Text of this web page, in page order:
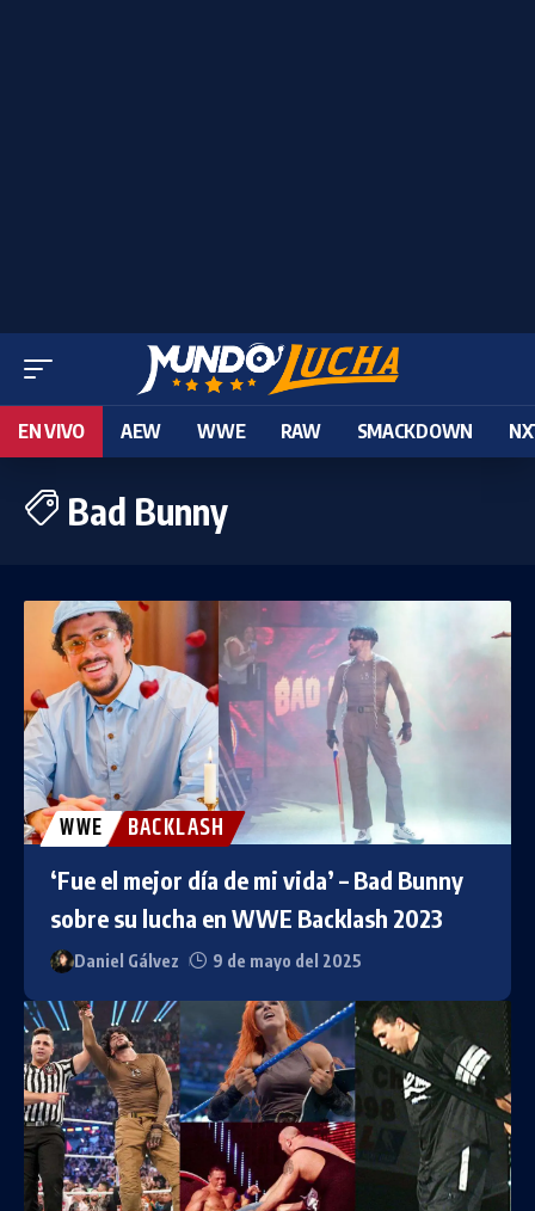
EN VIVO AEW WWE RAW SMACKDOWN
Bad Bunny
WWE BACKLASH
‘Fue el mejor día de mi vida’ – Bad Bunny
sobre su lucha en WWE Backlash 2023
Daniel Gálvez 9 de mayo del 2025